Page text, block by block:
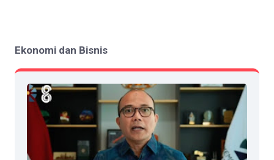
Ekonomi dan Bisnis